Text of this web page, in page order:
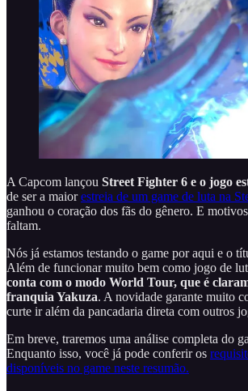
A Capcom lançou Street Fighter 6 e o jogo
de ser a maiorestreia de um game de luta na
ganhou o coração dos fãs do gênero. E
faltam.
Nós já estamos testando o game por aqui e o
Além de funcionar muito bem como jogo de
conta com o modo World Tour, que é
franquia Yakuza. A novidade garante muito
curte ir além da pancadaria direta com outros
Em breve, traremos uma análise completa do
Enquanto isso, você já pode conferir os
disponíveis no game neste resumão.